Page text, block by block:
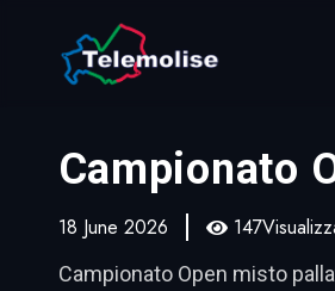
Campionato
18 June 2026
Campionato Open misto